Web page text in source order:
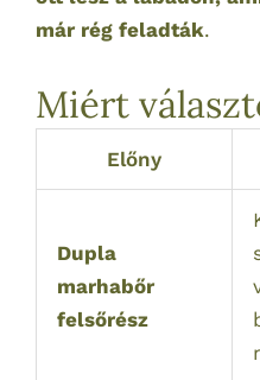
már rég feladták.
Miért
Előny
Dupla
marhabőr
felsőrész